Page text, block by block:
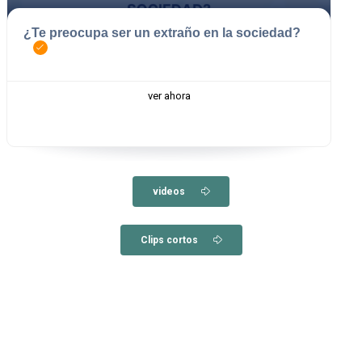
¿Te preocupa ser un extraño en la sociedad?
ver ahora
videos
Clips cortos